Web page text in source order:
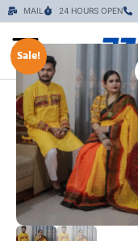
MAIL 24 HOURS OPEN
Sale!